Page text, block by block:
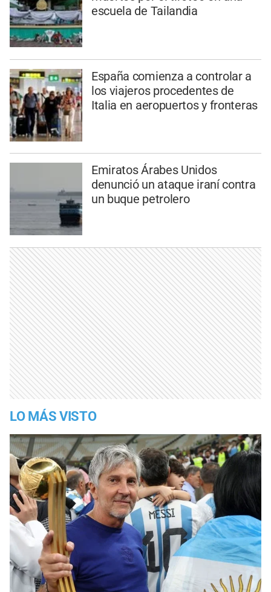
escuela de Tailandia
España comienza a controlar a
los viajeros procedentes de
Italia en aeropuertos y fronteras
Emiratos Árabes Unidos
denunció un ataque iraní contra
un buque petrolero
LO MÁS VISTO